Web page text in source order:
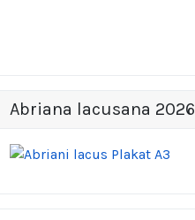
Abriana lacusana 2026